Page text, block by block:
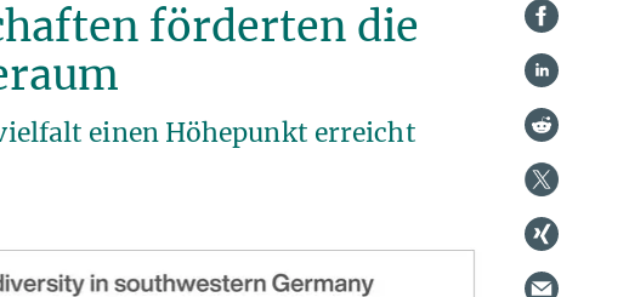
förderten die
einen Höhepunkt erreicht